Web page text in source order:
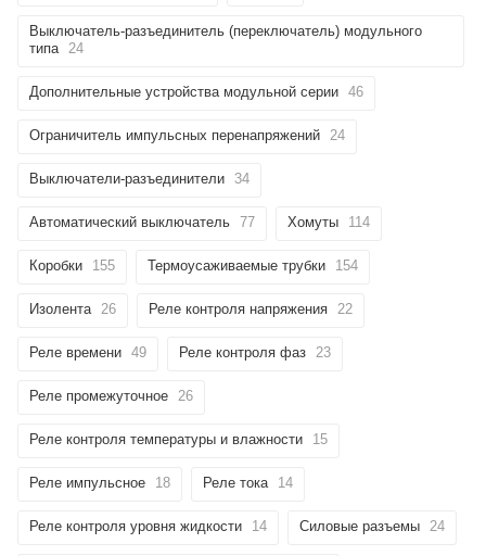
Выключатель-разъединитель (переключатель) модульного
типа 24
Дополнительные устройства модульной серии 46
Ограничитель импульсных перенапряжений 24
Выключатели-разъединители 34
Автоматический выключатель 77 Хомуты 114
Коробки 155 Термоусаживаемые трубки 154
Изолента 26 Реле контроля напряжения 22
Реле времени 49 Реле контроля фаз 23
Реле промежуточное 26
Реле контроля температуры и влажности 15
Реле импульсное 18 Реле тока 14
Реле контроля уровня жидкости 14 Силовые разъемы 24